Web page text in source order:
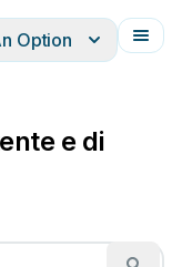
Option
e di